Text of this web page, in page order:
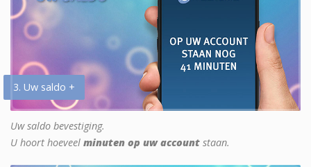
3. Uw saldo +
Uw saldo bevestiging.
U hoort hoeveel minuten op uw account staan.